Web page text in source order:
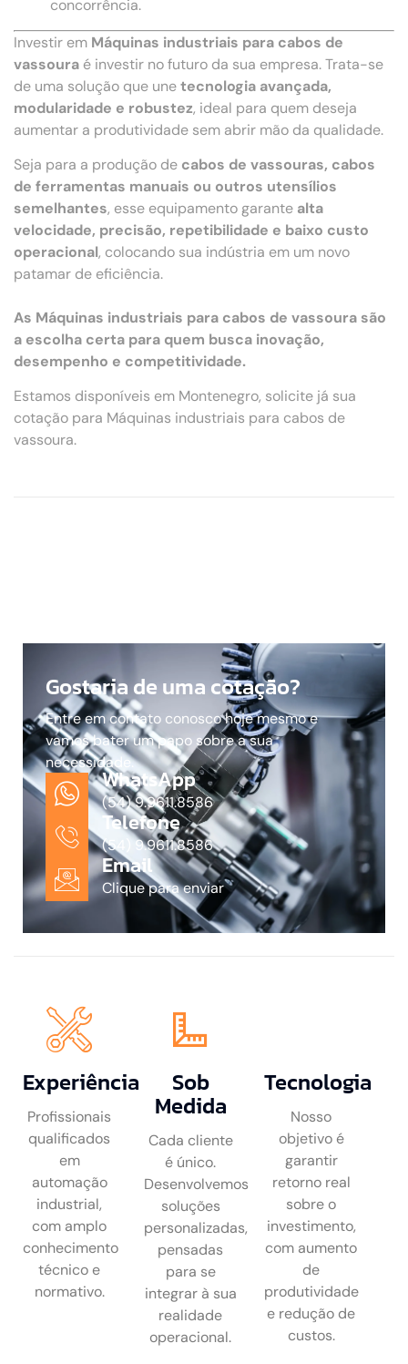
concorrência.
Investir em Máquinas industriais para cabos de
vassoura é investir no futuro da sua empresa. Trata-se
de uma solução que unetecnologia avançada,
modularidade e robustez, ideal para quem deseja
aumentar a produtividade sem abrir mão da qualidade.
Seja para a produção de cabos de vassouras, cabos
de ferramentas manuais ou outros utensílios
semelhantes, esse equipamento garante alta
velocidade, precisão, repetibilidade e baixo custo
operacional, colocando sua indústria em um novo
patamar de eficiência.
As Máquinas industriais para cabos de vassoura são
a escolha certa para quem busca inovação,
desempenho e competitividade.
Estamos disponíveis em Montenegro, solicite já sua
cotação para Máquinas industriais para cabos de
vassoura.
Gostaria de uma cotação?
Entre em contato conosco hoje mesmo e
vamos bater um papo sobre a sua
necessidade.
WhatsApp
(54) 9.9611.8586
Telefone
(54) 9.9611.8586
Email
Clique para enviar
Experiência
Profissionais
qualificados
em
automação
industrial,
com amplo
conhecimento
técnico e
normativo.
Sob
Medida
Cada cliente
é único.
Desenvolvemos
soluções
personalizadas,
pensadas
para se
integrar à sua
realidade
operacional.
Tecnologia
Nosso
objetivo é
garantir
retorno real
sobre o
investimento,
com aumento
de
produtividade
e redução de
custos.